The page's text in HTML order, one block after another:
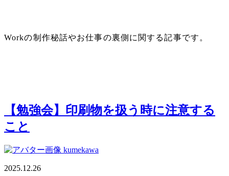
Workの制作秘話やお仕事の裏側に関する記事です。
【勉強会】印刷物を扱う時に注意する
こと
kumekawa
2025.12.26